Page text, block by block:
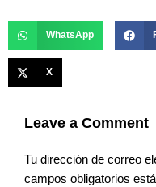
WhatsApp
X
Leave a Comment
Tu dirección de correo
campos obligatorios